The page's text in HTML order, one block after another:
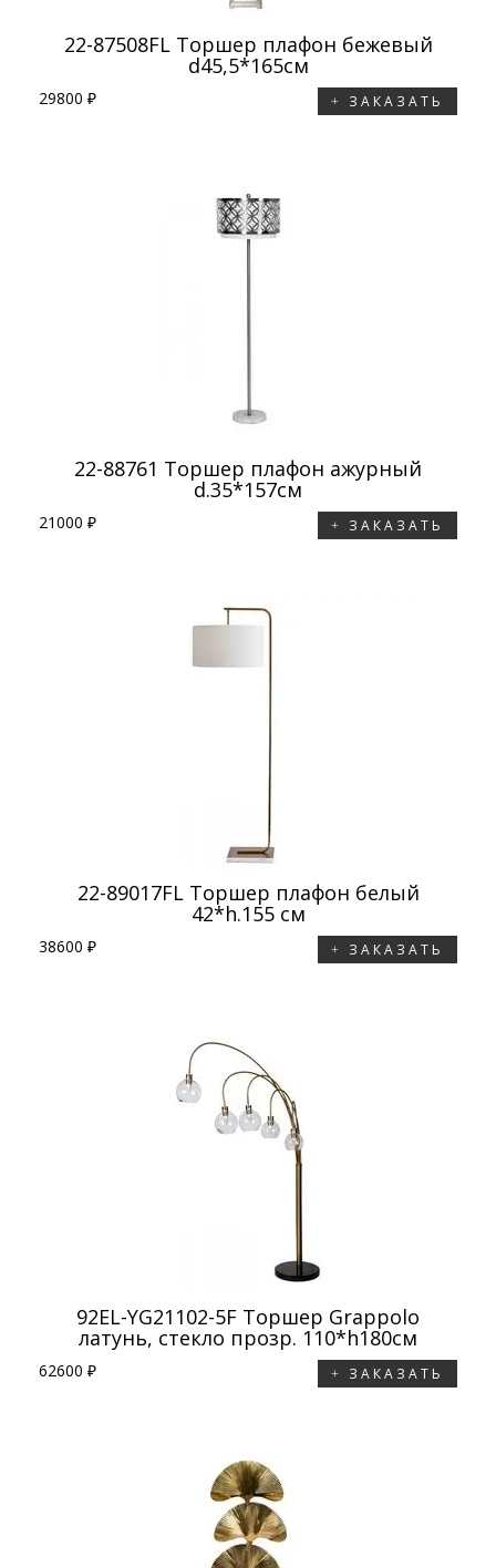
22-87508FL Торшер плафон бежевый
d45,5*165см
29800 ₽ ЗАКАЗАТЬ
22-88761 Торшер плафон ажурный
d.35*157см
21000 ₽ ЗАКАЗАТЬ
22-89017FL Торшер плафон белый
42*h.155 см
38600 ₽ ЗАКАЗАТЬ
92EL-YG21102-5F Торшер Grappolo
латунь, стекло прозр. 110*h180см
62600 ₽ ЗАКАЗАТЬ